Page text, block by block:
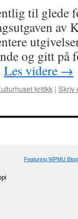
til glede
av
og gitt på
Les videre →
kritikk | Skriv
Featuring WPMU